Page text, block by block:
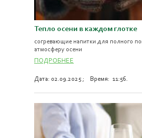
Тепло осени в каждом глотке
согревающие напитки для полного
атмосферу осени
ПОДРОБНЕЕ
Дата: 02.09.2025 ; Время: 11:56.